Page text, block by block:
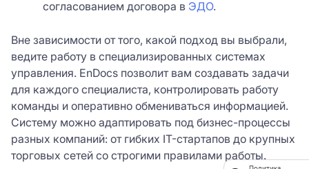
согласованием договора в ЭДО.
Вне зависимости от того, какой подход вы выбрали,
ведите работу в специализированных системах
управления. EnDocs позволит вам создавать задачи
для каждого специалиста, контролировать работу
команды и оперативно обмениваться информацией.
Систему можно адаптировать под бизнес-процессы
разных компаний: от гибких IT-стартапов до крупных
торговых сетей со строгими правилами работы.